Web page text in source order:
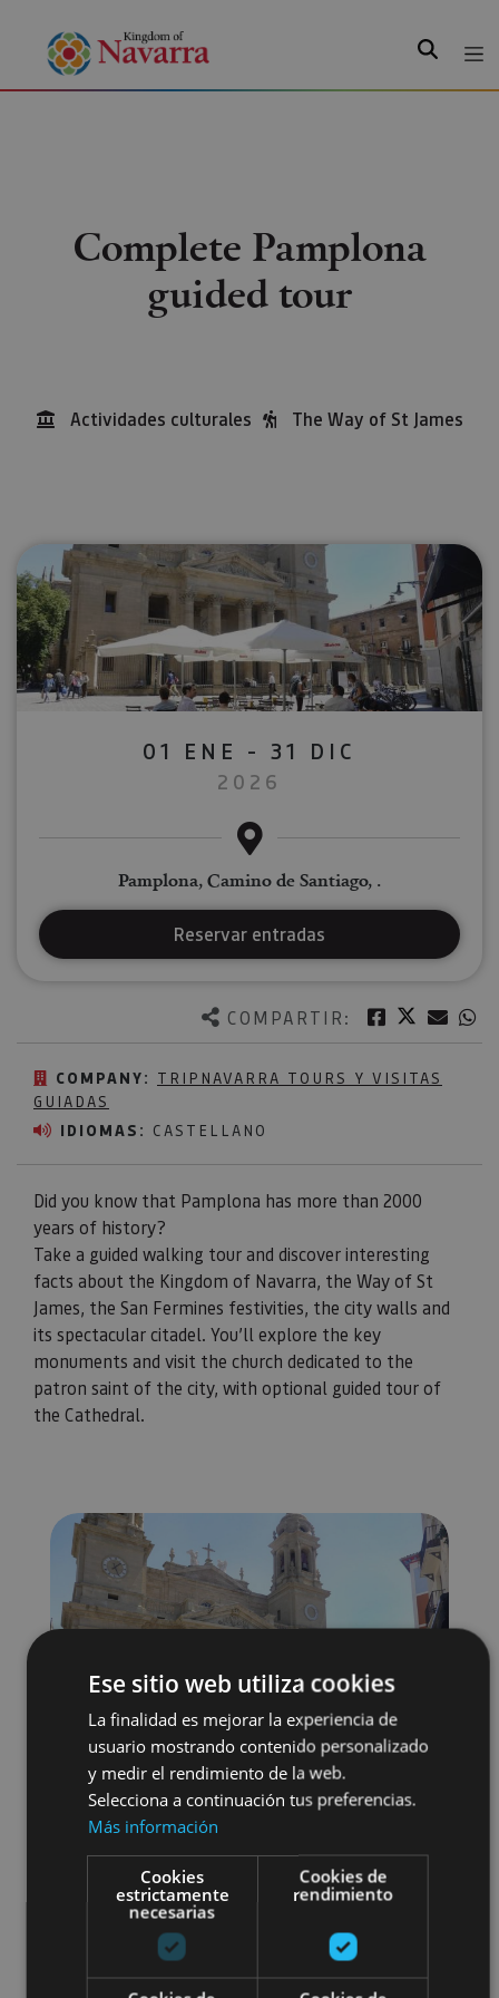
Search
Complete Pamplona
guided tour
Actividades culturales The Way of St James
COMPARTIR: Facebook
Twitter
COMPANY: TRIPNAVARRA TOURS Y VISITAS
GUIADAS
IDIOMAS: CASTELLANO
Did you know that Pamplona has more than 2000
years of history?
Take a guided walking tour and discover interesting
facts about the Kingdom of Navarra, the Way of St
James, the San Fermines festivities, the city walls and
its spectacular citadel. You’ll explore the key
monuments and visit the church dedicated to the
patron saint of the city, with optional guided tour of
the Cathedral.
01 ENE - 31 DIC
2026
Pamplona, Camino de Santiago, .
Reservar entradas
Localidades Visitas guiadas
Camino de Santiago
Ese sitio web utiliza cookies
La finalidad es mejorar la experiencia de
usuario mostrando contenido personalizado
y medir el rendimiento de la web.
Selecciona a continuación tus preferencias.
Más información
Cookies
estrictamente
necesarias
Cookies de
rendimiento